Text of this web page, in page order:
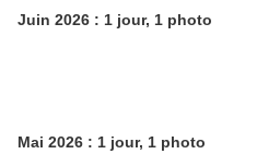
Juin 2026 : 1 jour, 1 photo
Mai 2026 : 1 jour, 1 photo